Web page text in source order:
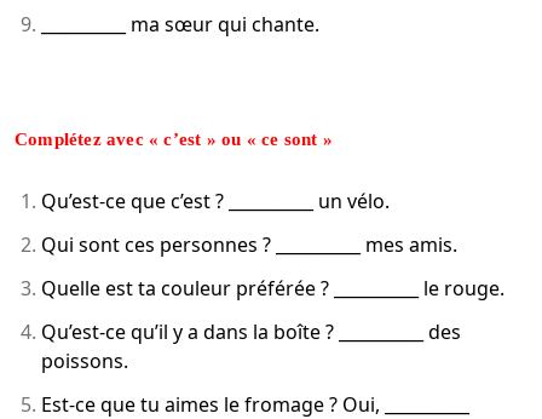
__________ ma sœur qui chante.
Complétez avec « c’est » ou « ce sont »
Qu’est-ce que c’est ? __________ un vélo.
Qui sont ces personnes ? __________ mes amis.
Quelle est ta couleur préférée ? __________ le rouge.
Qu’est-ce qu’il y a dans la boîte ? __________ des
poissons.
Est-ce que tu aimes le fromage ? Oui, __________